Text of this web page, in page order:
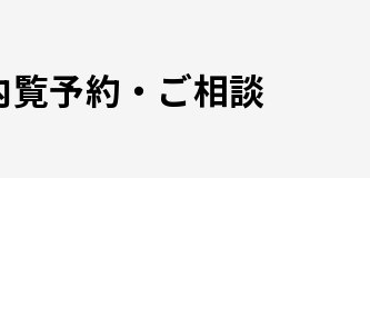
覧予約・ご相談